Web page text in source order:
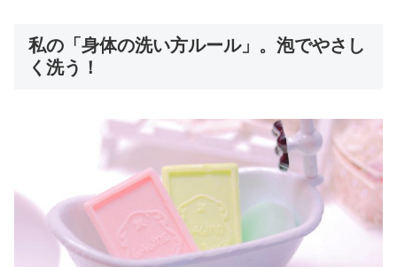
私の「身体の洗い方ルール」。泡でやさし
く洗う！